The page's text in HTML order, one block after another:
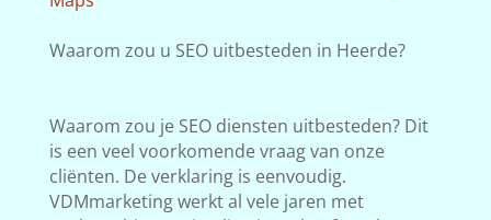
Waarom zou u SEO uitbesteden in Heerde?
Waarom zou je SEO diensten uitbesteden? Dit
is een veel voorkomende vraag van onze
cliënten. De verklaring is eenvoudig.
VDMmarketing werkt al vele jaren met